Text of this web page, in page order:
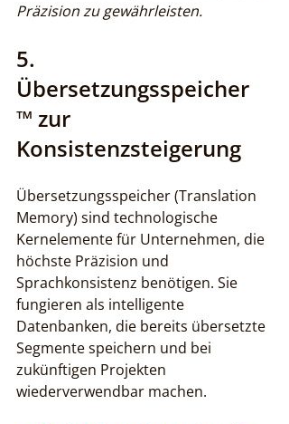
Präzision zu gewährleisten.
5.
Übersetzungsspeicher
™ zur
Konsistenzsteigerung
Übersetzungsspeicher (Translation
Memory) sind technologische
Kernelemente für Unternehmen, die
höchste Präzision und
Sprachkonsistenz benötigen. Sie
fungieren als intelligente
Datenbanken, die bereits übersetzte
Segmente speichern und bei
zukünftigen Projekten
wiederverwendbar machen.